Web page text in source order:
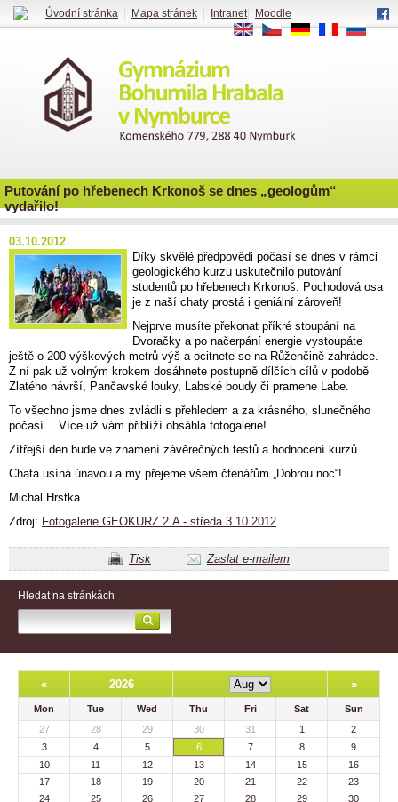
Putování po hřebenech Krkonoš se dnes „geologům“
vydařilo!
03.10.2012
Díky skvělé předpovědi počasí se dnes v rámci
geologického kurzu uskutečnilo putování
studentů po hřebenech Krkonoš. Pochodová osa
je z naší chaty prostá i geniální zároveň!
Nejprve musíte překonat příkré stoupání na
Dvoračky a po načerpání energie vystoupáte
ještě o 200 výškových metrů výš a ocitnete se na Růženčině zahrádce.
Z ní pak už volným krokem dosáhnete postupně dílčích cílů v podobě
Zlatého návrší, Pančavské louky, Labské boudy či pramene Labe.
To všechno jsme dnes zvládli s přehledem a za krásného, slunečného
počasí… Více už vám přiblíží obsáhlá fotogalerie!
Zítřejší den bude ve znamení závěrečných testů a hodnocení kurzů…
Chata usíná únavou a my přejeme všem čtenářům „Dobrou noc“!
Michal Hrstka
Zdroj: Fotogalerie GEOKURZ 2.A - středa 3.10.2012
Tisk Zaslat e-mailem
Hledat na stránkách
« 2026 »
Mon Tue Wed Thu Fri Sat
Sun
27
28 29 30 31 1
2
3
4 5 6 7 8
9
10
11 12 13 14 15
16
17
18 19 20 21 22
23
24
25 26 27 28 29
30
Úvodní stránka Mapa stránek Intranet|
Moodle
EN
CS DE FR RU